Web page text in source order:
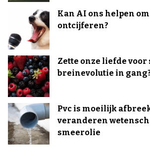
Kan AI ons helpen
ontcijferen?
Zette onze liefde voor
breinevolutie in
Pvc is moeilijk
veranderen
smeerolie